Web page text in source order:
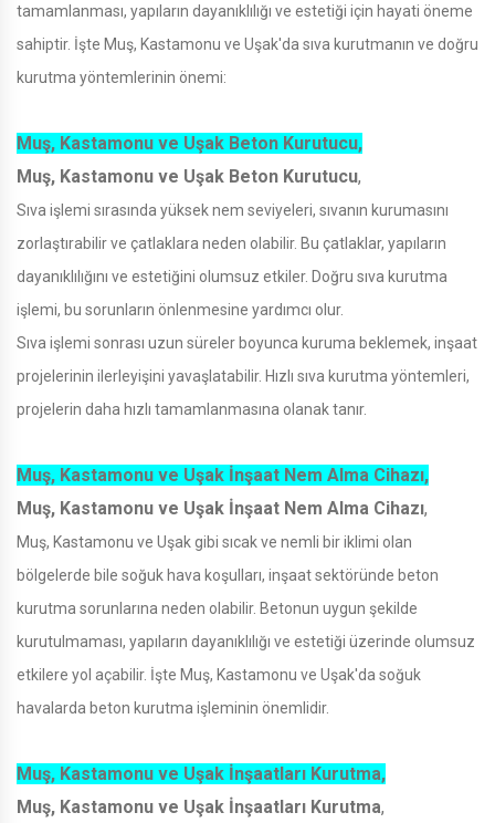
tamamlanması, yapıların dayanıklılığı ve estetiği için hayati öneme
sahiptir. İşte Muş, Kastamonu ve Uşak'da sıva kurutmanın ve doğru
kurutma yöntemlerinin önemi:
Muş, Kastamonu ve Uşak Beton Kurutucu,
Muş, Kastamonu ve Uşak Beton Kurutucu,
Sıva işlemi sırasında yüksek nem seviyeleri, sıvanın kurumasını
zorlaştırabilir ve çatlaklara neden olabilir. Bu çatlaklar, yapıların
dayanıklılığını ve estetiğini olumsuz etkiler. Doğru sıva kurutma
işlemi, bu sorunların önlenmesine yardımcı olur.
Sıva işlemi sonrası uzun süreler boyunca kuruma beklemek, inşaat
projelerinin ilerleyişini yavaşlatabilir. Hızlı sıva kurutma yöntemleri,
projelerin daha hızlı tamamlanmasına olanak tanır.
Muş, Kastamonu ve Uşak İnşaat Nem Alma Cihazı,
Muş, Kastamonu ve Uşak İnşaat Nem Alma Cihazı,
Muş, Kastamonu ve Uşak gibi sıcak ve nemli bir iklimi olan
bölgelerde bile soğuk hava koşulları, inşaat sektöründe beton
kurutma sorunlarına neden olabilir. Betonun uygun şekilde
kurutulmaması, yapıların dayanıklılığı ve estetiği üzerinde olumsuz
etkilere yol açabilir. İşte Muş, Kastamonu ve Uşak'da soğuk
havalarda beton kurutma işleminin önemlidir.
Muş, Kastamonu ve Uşak İnşaatları Kurutma,
Muş, Kastamonu ve Uşak İnşaatları Kurutma,